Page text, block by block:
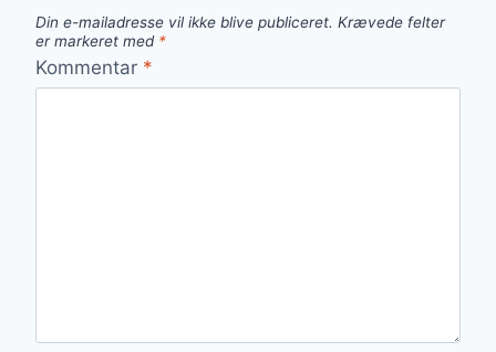
Din e-mailadresse vil ikke blive publiceret. Krævede felter
er markeret med *
Kommentar *